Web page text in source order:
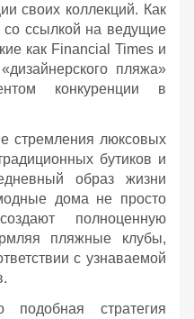
своих коллекций. Как
ссылкой на ведущие
как Financial Times и
пляжа»
конкуренции в
стремления люксовых
бутиков и
образ жизни
дома не просто
полноценную
пляжные клубы,
с узнаваемой
подобная стратегия